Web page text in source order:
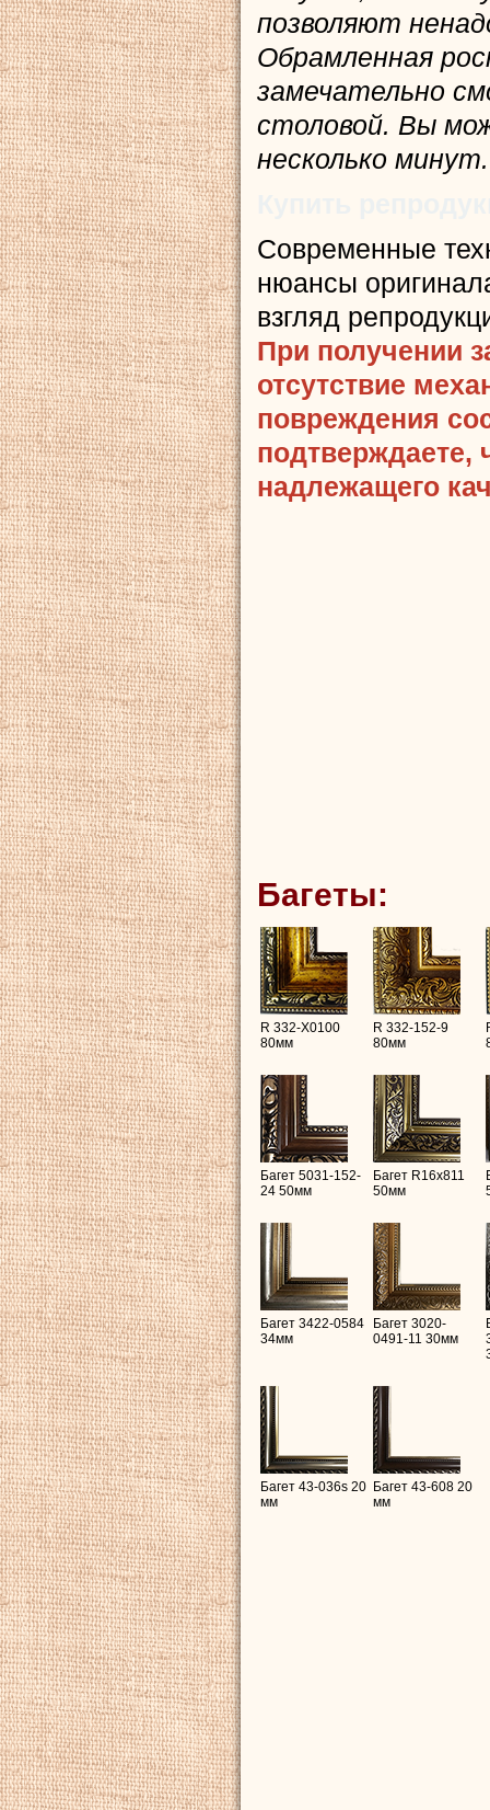
позволяют
Обрамленная
замечательно
столовой. Вы
несколько минут.
Современные
нюансы
взгляд
При получении
отсутствие
повреждения
подтверждаете,
надлежащего
Багеты:
R 332-X0100
80мм
R 332-152-9
80мм
Багет 5031-152-
24 50мм
Багет R16х811
50мм
Багет 3422-0584
34мм
Багет 3020-
0491-11 30мм
Багет 43-036s 20
мм
Багет 43-608 20
мм